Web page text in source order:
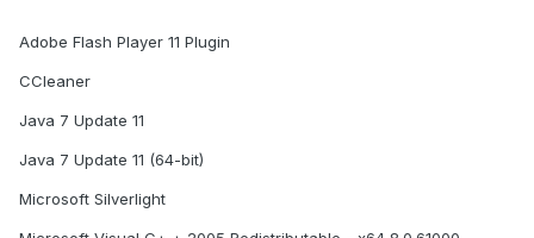
Adobe Flash Player 11 Plugin
CCIeaner
Java 7 Update 11
Java 7 Update 11 (64-bit)
Microsoft Silverlight